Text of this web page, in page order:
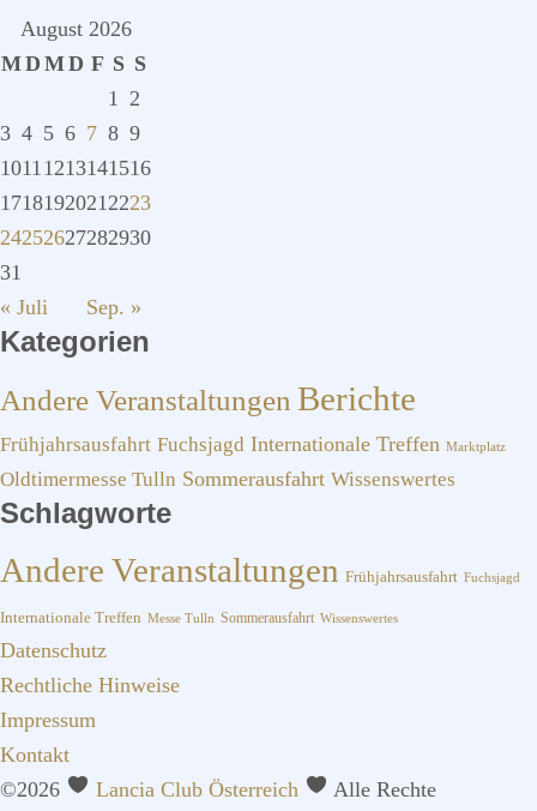
August 2026
MD MD F S S
1 2
3 4 5 6 7 8 9
10111213141516
17181920212223
24252627282930
31
« Juli
Sep. »
Kategorien
Andere Veranstaltungen Berichte
Frühjahrsausfahrt Fuchsjagd Internationale Treffen Marktplatz
Oldtimermesse Tulln Sommerausfahrt Wissenswertes
Schlagworte
Andere Veranstaltungen Frühjahrsausfahrt Fuchsjagd
Internationale Treffen Messe Tulln Sommerausfahrt Wissenswertes
Datenschutz
Rechtliche Hinweise
Impressum
Kontakt
©2026
Lancia Club Österreich Alle Rechte